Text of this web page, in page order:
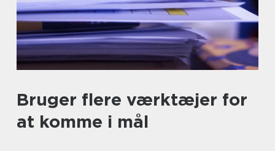
Bruger flere værktæjer for
at komme i mål